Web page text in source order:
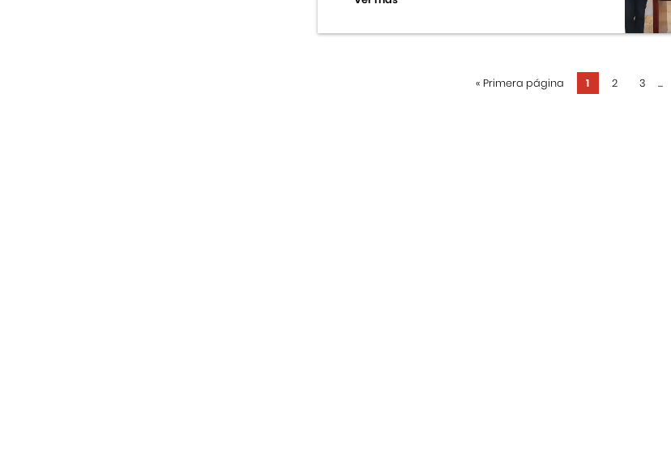
« Primera página 1 2 3 ...